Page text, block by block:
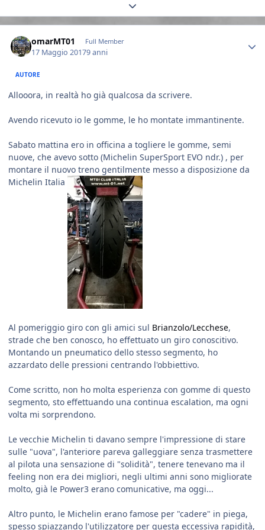
Expand topic overview
omarMT01 Full Member
17 Maggio 20179 anni
AUTORE
Allooora, in realtà ho già qualcosa da scrivere.
Avendo ricevuto io le gomme, le ho montate immantinente.
Sabato mattina ero in officina a togliere le gomme, semi
nuove, che avevo sotto (Michelin SuperSport EVO ndr.) , per
montare il nuovo treno gentilmente messo a disposizione da
Michelin Italia
Al pomeriggio giro con gli amici sul Brianzolo/Lecchese,
strade che ben conosco, ho effettuato un giro conoscitivo.
Montando un pneumatico dello stesso segmento, ho
azzardato delle pressioni centrando l'obbiettivo.
Come scritto, non ho molta esperienza con gomme di questo
segmento, sto effettuando una continua escalation, ma ogni
volta mi sorprendono.
Le vecchie Michelin ti davano sempre l'impressione di stare
sulle "uova", l'anteriore pareva galleggiare senza trasmettere
al pilota una sensazione di "solidità", tenere tenevano ma il
feeling non era dei migliori, negli ultimi anni sono migliorate
molto, già le Power3 erano comunicative, ma oggi...
Altro punto, le Michelin erano famose per "cadere" in piega,
spesso spiazzando l'utilizzatore per questa eccessiva rapidità,